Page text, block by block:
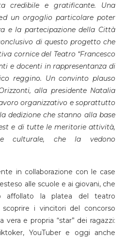
credibile e gratificante. Una
d un orgoglio particolare poter
e la partecipazione della Città
di questo progetto che
cornice del Teatro “Francesco
e docenti in rappresentanza di
reggino. Un convinto plauso
alla presidente Natalia
organizzativo e soprattutto
dedizione che stanno alla base
e di tutte le meritorie attività,
culturale, che la vedono
in collaborazione con le case
alle scuole e ai giovani, che
affollato la platea del teatro
i vincitori del concorso
vera e propria “star” dei ragazzi:
YouTuber e oggi anche